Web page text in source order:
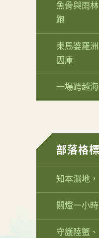
魚骨與雨
跑
東馬婆羅
因庫
一場跨越
部落格
知本濕地
關燈一小
守護陸蟹